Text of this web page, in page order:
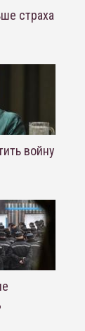
страха
войну